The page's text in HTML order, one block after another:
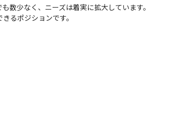
数少なく、ニーズは着実に拡大しています。
るポジションです。